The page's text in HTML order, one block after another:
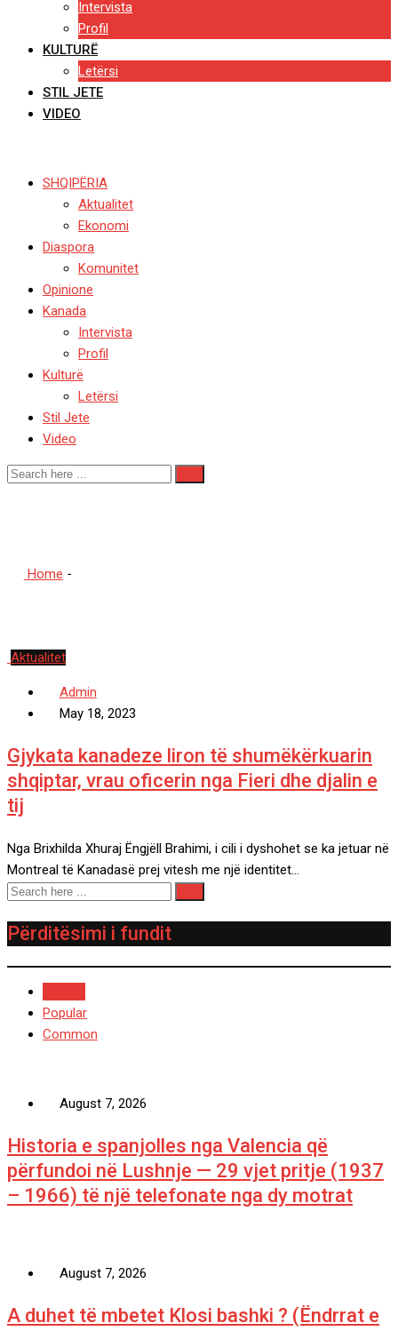
Intervista
Profil
KULTURË
Letërsi
STIL JETE
VIDEO
SHQIPËRIA
Aktualitet
Ekonomi
Diaspora
Komunitet
Opinione
Kanada
Intervista
Profil
Kulturë
Letërsi
Stil Jete
Video
Home -
Aktualitet
Admin
May 18, 2023
Gjykata kanadeze liron të shumëkërkuarin
shqiptar, vrau oficerin nga Fieri dhe djalin e
tij
Nga Brixhilda Xhuraj Ëngjëll Brahimi, i cili i dyshohet se ka jetuar në
Montreal të Kanadasë prej vitesh me një identitet…
Përditësimi i fundit
Popular
Common
August 7, 2026
Historia e spanjolles nga Valencia që
përfundoi në Lushnje — 29 vjet pritje (1937
– 1966) të një telefonate nga dy motrat
August 7, 2026
A duhet të mbetet Klosi bashki ? (Ëndrrat e